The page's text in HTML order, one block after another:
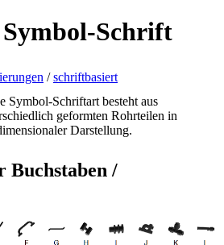
Schrift
/schriftbasiert
Symbol-Schriftart besteht aus
geformten Rohrteilen in
Darstellung.
Buchstaben /